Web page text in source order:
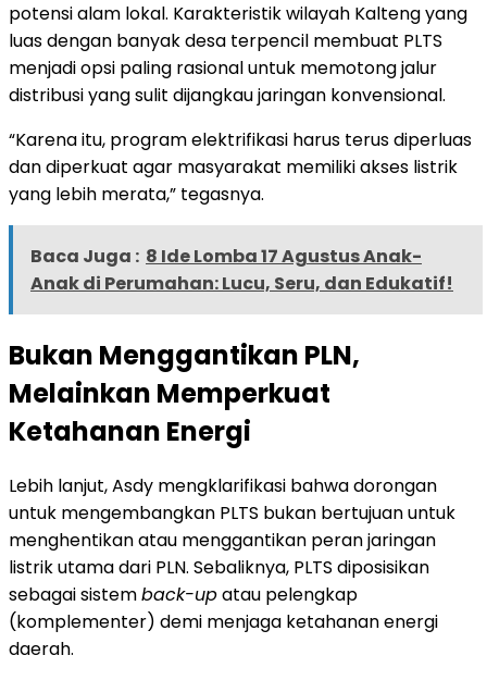
potensi alam lokal. Karakteristik wilayah Kalteng yang
luas dengan banyak desa terpencil membuat PLTS
menjadi opsi paling rasional untuk memotong jalur
distribusi yang sulit dijangkau jaringan konvensional.
“Karena itu, program elektrifikasi harus terus diperluas
dan diperkuat agar masyarakat memiliki akses listrik
yang lebih merata,” tegasnya.
Baca Juga : 8 Ide Lomba 17 Agustus Anak-
Anak di Perumahan: Lucu, Seru, dan Edukatif!
Bukan Menggantikan PLN,
Melainkan Memperkuat
Ketahanan Energi
Lebih lanjut, Asdy mengklarifikasi bahwa dorongan
untuk mengembangkan PLTS bukan bertujuan untuk
menghentikan atau menggantikan peran jaringan
listrik utama dari PLN. Sebaliknya, PLTS diposisikan
sebagai sistemback-upatau pelengkap
(komplementer) demi menjaga ketahanan energi
daerah.